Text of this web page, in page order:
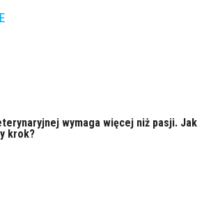
wymaga więcej niż pasji. Jak
krok?